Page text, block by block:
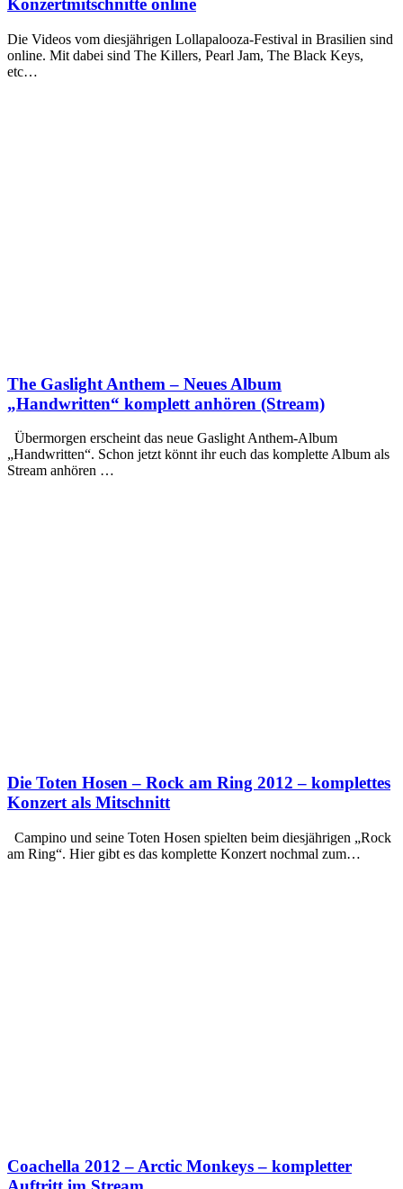
Konzertmitschnitte online
Die Videos vom diesjährigen Lollapalooza-Festival in Brasilien sind
online. Mit dabei sind The Killers, Pearl Jam, The Black Keys,
etc…
The Gaslight Anthem – Neues Album
„Handwritten“ komplett anhören (Stream)
Übermorgen erscheint das neue Gaslight Anthem-Album
„Handwritten“. Schon jetzt könnt ihr euch das komplette Album als
Stream anhören …
Die Toten Hosen – Rock am Ring 2012 – komplettes
Konzert als Mitschnitt
Campino und seine Toten Hosen spielten beim diesjährigen „Rock
am Ring“. Hier gibt es das komplette Konzert nochmal zum…
Coachella 2012 – Arctic Monkeys – kompletter